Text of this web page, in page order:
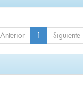
Anterior 1 Siguiente